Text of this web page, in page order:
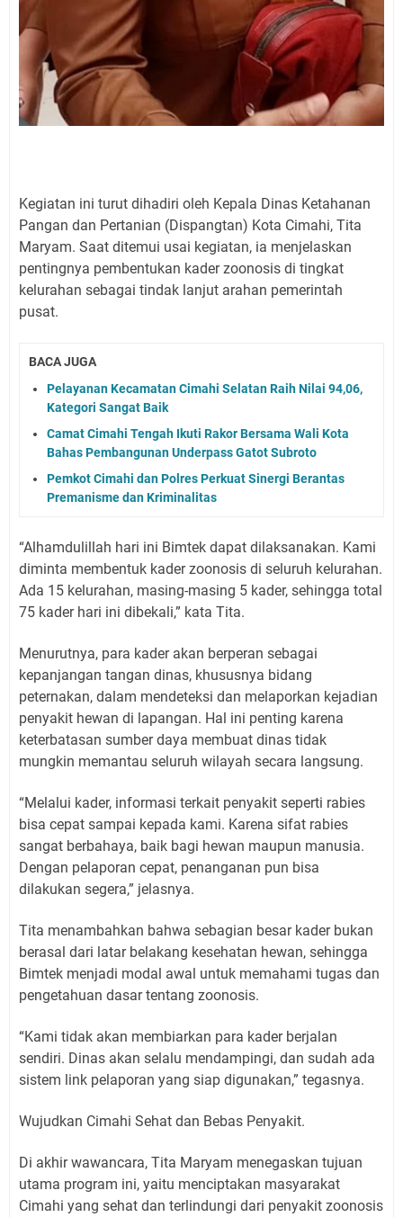
Kegiatan ini turut dihadiri oleh Kepala Dinas Ketahanan
Pangan dan Pertanian (Dispangtan) Kota Cimahi, Tita
Maryam. Saat ditemui usai kegiatan, ia menjelaskan
pentingnya pembentukan kader zoonosis di tingkat
kelurahan sebagai tindak lanjut arahan pemerintah
pusat.
BACA JUGA
Pelayanan Kecamatan Cimahi Selatan Raih Nilai 94,06,
Kategori Sangat Baik
Camat Cimahi Tengah Ikuti Rakor Bersama Wali Kota
Bahas Pembangunan Underpass Gatot Subroto
Pemkot Cimahi dan Polres Perkuat Sinergi Berantas
Premanisme dan Kriminalitas
“Alhamdulillah hari ini Bimtek dapat dilaksanakan. Kami
diminta membentuk kader zoonosis di seluruh kelurahan.
Ada 15 kelurahan, masing-masing 5 kader, sehingga total
75 kader hari ini dibekali,” kata Tita.
Menurutnya, para kader akan berperan sebagai
kepanjangan tangan dinas, khususnya bidang
peternakan, dalam mendeteksi dan melaporkan kejadian
penyakit hewan di lapangan. Hal ini penting karena
keterbatasan sumber daya membuat dinas tidak
mungkin memantau seluruh wilayah secara langsung.
“Melalui kader, informasi terkait penyakit seperti rabies
bisa cepat sampai kepada kami. Karena sifat rabies
sangat berbahaya, baik bagi hewan maupun manusia.
Dengan pelaporan cepat, penanganan pun bisa
dilakukan segera,” jelasnya.
Tita menambahkan bahwa sebagian besar kader bukan
berasal dari latar belakang kesehatan hewan, sehingga
Bimtek menjadi modal awal untuk memahami tugas dan
pengetahuan dasar tentang zoonosis.
“Kami tidak akan membiarkan para kader berjalan
sendiri. Dinas akan selalu mendampingi, dan sudah ada
sistem link pelaporan yang siap digunakan,” tegasnya.
Wujudkan Cimahi Sehat dan Bebas Penyakit.
Di akhir wawancara, Tita Maryam menegaskan tujuan
utama program ini, yaitu menciptakan masyarakat
Cimahi yang sehat dan terlindungi dari penyakit zoonosis